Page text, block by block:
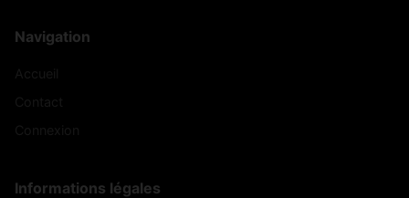
Navigation
Informations légales